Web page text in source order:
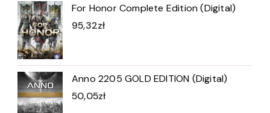
For Honor Complete Edition (Digital)
95,32zł
Anno 2205 GOLD EDITION (Digital)
50,05zł